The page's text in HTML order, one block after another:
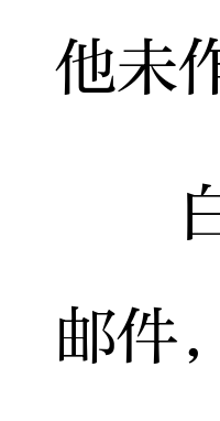
他未
白
邮件